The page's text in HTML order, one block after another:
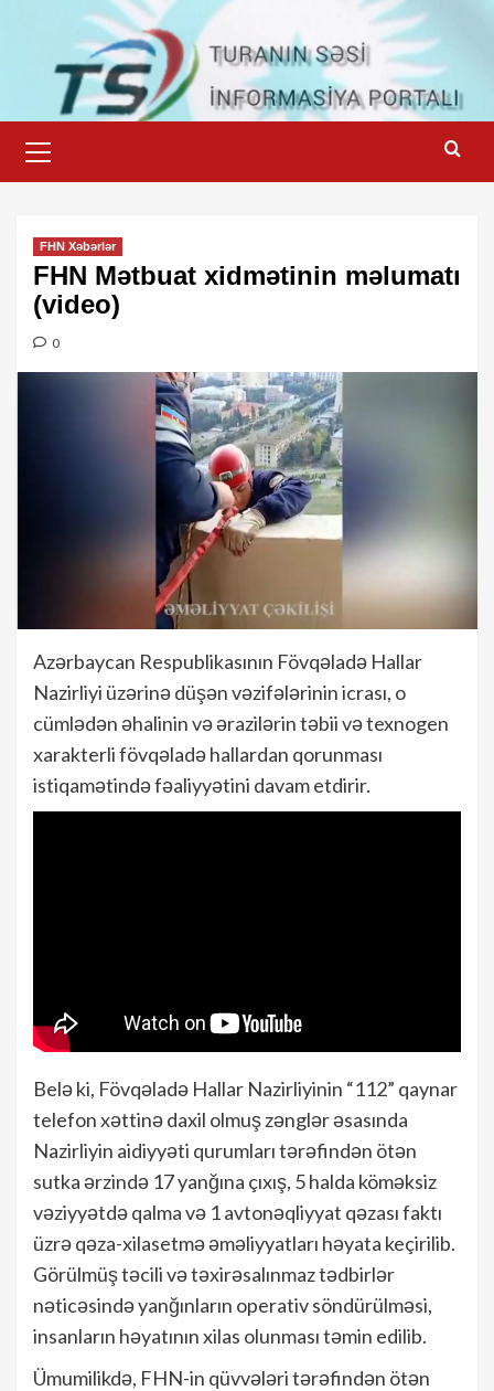
content
Menu
FHN Xəbərlər
FHN Mətbuat xidmətinin məlumatı
(video)
0
Azərbaycan Respublikasının Fövqəladə Hallar
Nazirliyi üzərinə düşən vəzifələrinin icrası, o
cümlədən əhalinin və ərazilərin təbii və texnogen
xarakterli fövqəladə hallardan qorunması
istiqamətində fəaliyyətini davam etdirir.
Belə ki, Fövqəladə Hallar Nazirliyinin “112” qaynar
telefon xəttinə daxil olmuş zənglər əsasında
Nazirliyin aidiyyəti qurumları tərəfindən ötən
sutka ərzində 17 yanğına çıxış, 5 halda köməksiz
vəziyyətdə qalma və 1 avtonəqliyyat qəzası faktı
üzrə qəza-xilasetmə əməliyyatları həyata keçirilib.
Görülmüş təcili və təxirəsalınmaz tədbirlər
nəticəsində yanğınların operativ söndürülməsi,
insanların həyatının xilas olunması təmin edilib.
Ümumilikdə, FHN-in qüvvələri tərəfindən ötən